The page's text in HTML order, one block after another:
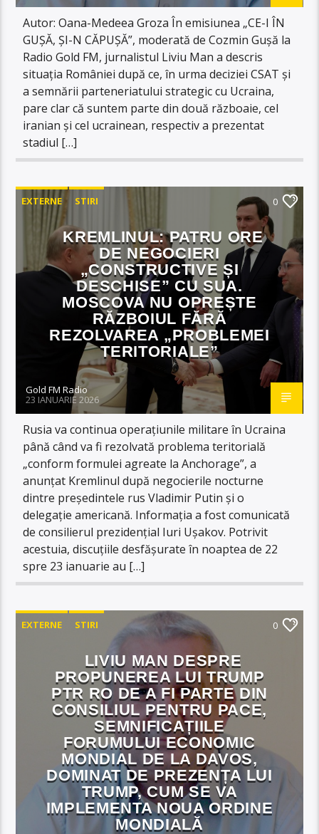
Autor: Oana-Medeea Groza În emisiunea „CE-I ÎN
GUȘĂ, ȘI-N CĂPUȘĂ”, moderată de Cozmin Gușă la
Radio Gold FM, jurnalistul Liviu Man a descris
situația României după ce, în urma deciziei CSAT și
a semnării parteneriatului strategic cu Ucraina,
pare clar că suntem parte din două războaie, cel
iranian și cel ucrainean, respectiv a prezentat
stadiul […]
EXTERNE STIRI 0
KREMLINUL: PATRU ORE
DE NEGOCIERI
„CONSTRUCTIVE ȘI
DESCHISE” CU SUA.
MOSCOVA NU OPREȘTE
RĂZBOIUL FĂRĂ
REZOLVAREA „PROBLEMEI
TERITORIALE”
Gold FM Radio
23 IANUARIE 2026
Rusia va continua operațiunile militare în Ucraina
până când va fi rezolvată problema teritorială
„conform formulei agreate la Anchorage”, a
anunțat Kremlinul după negocierile nocturne
dintre președintele rus Vladimir Putin și o
delegație americană. Informația a fost comunicată
de consilierul prezidențial Iuri Ușakov. Potrivit
acestuia, discuțiile desfășurate în noaptea de 22
spre 23 ianuarie au […]
EXTERNE STIRI 0
LIVIU MAN DESPRE
PROPUNEREA LUI TRUMP
PTR RO DE A FI PARTE DIN
CONSILIUL PENTRU PACE,
SEMNIFICAȚIILE
FORUMULUI ECONOMIC
MONDIAL DE LA DAVOS,
DOMINAT DE PREZENȚA LUI
TRUMP, CUM SE VA
IMPLEMENTA NOUA ORDINE
MONDIALĂ